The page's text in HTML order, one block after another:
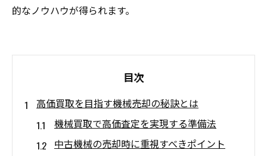
的なノウハウが得られます。
目次
高価買取を目指す機械売却の秘訣とは
機械買取で高価査定を実現する準備法
中古機械の売却時に重視すべきポイント